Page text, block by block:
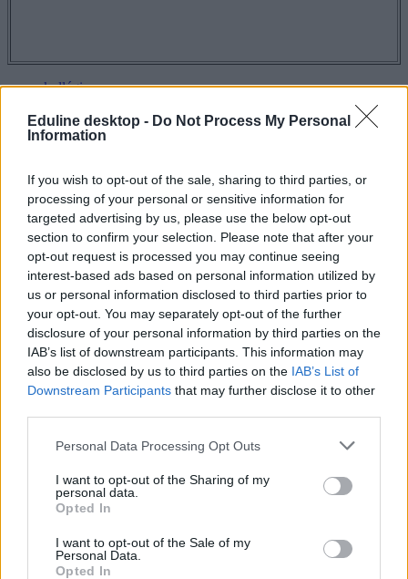
Eduline desktop - Do Not Process My Personal
Information
If you wish to opt-out of the sale, sharing to third parties, or
processing of your personal or sensitive information for
targeted advertising by us, please use the below opt-out
section to confirm your selection. Please note that after your
opt-out request is processed you may continue seeing
interest-based ads based on personal information utilized by
us or personal information disclosed to third parties prior to
your opt-out. You may separately opt-out of the further
disclosure of your personal information by third parties on the
IAB’s list of downstream participants. This information may
also be disclosed by us to third parties on the IAB’s List of
Downstream Participants that may further disclose it to other
Personal Data Processing Opt Outs
I want to opt-out of the Sharing of my
personal data.
Opted In
I want to opt-out of the Sale of my
Personal Data.
Opted In
kollégium
Svédország
diákszállás
Hozzászólások
Több mint kétszer annyi diák jutott be a
felsőoktatásba, mint ahány kollégiumi férőhely
Nemcsak abban vannak jelentős különbségek az egyetemek között,
hogy hány kollégiumi férőhely jut a hallgatókra, a térítési díj összege
férőhely jut, a BGE-n mindössze 16, a legolcsóbb havi kollégiumi
díjak pedig 9300 és 25 500 forint között mozognak a vizsgált
intézményekben. Megnéztük, hol mekkora a kollégiumi kapacitás,
mennyit kell fizetni, és mi alapján dől el, hogy ki költözhet be.
Felsőoktatás